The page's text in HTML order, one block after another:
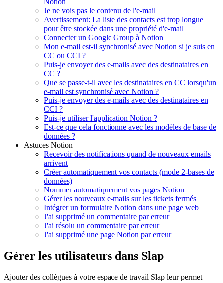
Notion
Je ne vois pas le contenu de l'e-mail
Avertissement: La liste des contacts est trop longue
pour être stockée dans une propriété d'e-mail
Connecter un Google Group à Notion
Mon e-mail est-il synchronisé avec Notion si je suis en
CC ou CCI ?
Puis-je envoyer des e-mails avec des destinataires en
CC ?
Que se passe-t-il avec les destinataires en CC lorsqu'un
e-mail est synchronisé avec Notion ?
Puis-je envoyer des e-mails avec des destinataires en
CCI ?
Puis-je utiliser l'application Notion ?
Est-ce que cela fonctionne avec les modèles de base de
données ?
Astuces Notion
Recevoir des notifications quand de nouveaux emails
arrivent
Créer automatiquement vos contacts (mode 2-bases de
données)
Nommer automatiquement vos pages Notion
Gérer les nouveaux e-mails sur les tickets fermés
Intégrer un formulaire Notion dans une page web
J'ai supprimé un commentaire par erreur
J'ai résolu un commentaire par erreur
J'ai supprimé une page Notion par erreur
Gérer les utilisateurs dans Slap
Ajouter des collègues à votre espace de travail Slap leur permet